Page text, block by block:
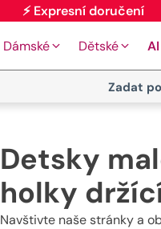
Dámské Dětské AI
Zadat
Detsky
holky
Navštivte naše stránky a